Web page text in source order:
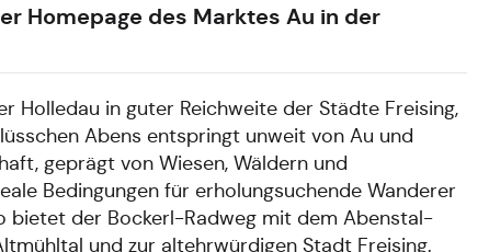
Homepage des Marktes Au in der
Holledau in guter Reichweite der Städte Freising,
Abens entspringt unweit von Au und
geprägt von Wiesen, Wäldern und
Bedingungen für erholungsuchende Wanderer
bietet der Bockerl-Radweg mit dem Abenstal-
und zur altehrwürdigen Stadt Freising.